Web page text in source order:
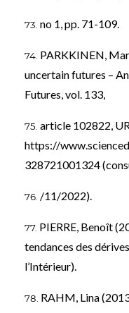
no 1, pp. 71-109.
PARKKINEN,
uncertain futures –
Futures, vol. 133,
article 102822,
https://
328721001324
/11/2022).
PIERRE, Benoît
tendances des
l’Intérieur).
RAHM, Lina